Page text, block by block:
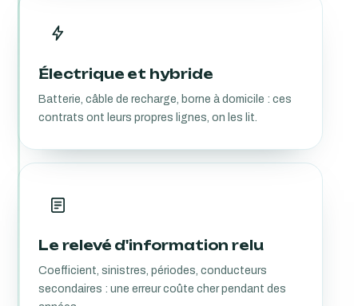
Électrique et hybride
Batterie, câble de recharge, borne à domicile : ces
contrats ont leurs propres lignes, on les lit.
Le relevé d'information relu
Coefficient, sinistres, périodes, conducteurs
secondaires : une erreur coûte cher pendant des